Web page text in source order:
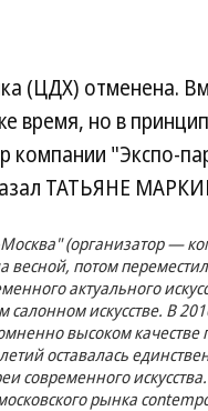
(ЦДХ) отменена.
время, но в
"Экспо-
ТАТЬЯНЕ
(организатор —
весной, потом
актуального
искусстве. В
высоком качестве
оставалась
современного
рынка